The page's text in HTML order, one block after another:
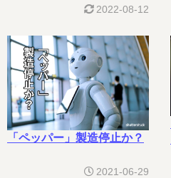
2022-08-12
「ペッパー」製造停止か？
2021-06-29